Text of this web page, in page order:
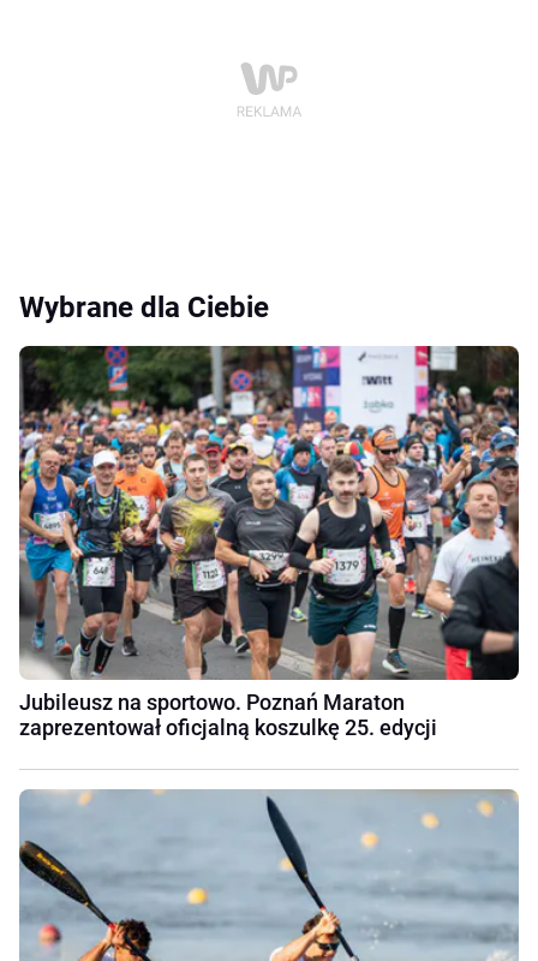
Wybrane dla Ciebie
Jubileusz na sportowo. Poznań Maraton
zaprezentował oficjalną koszulkę 25. edycji